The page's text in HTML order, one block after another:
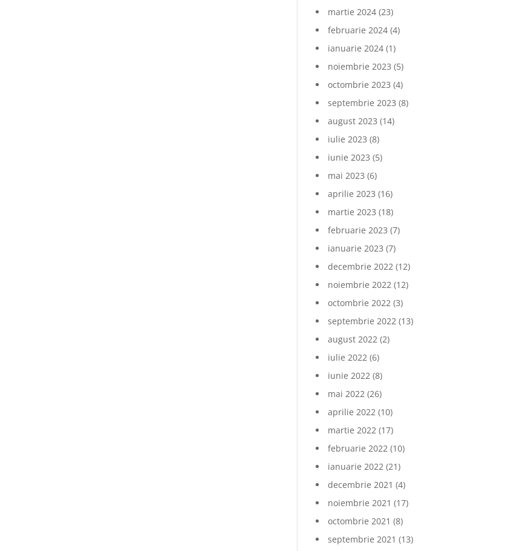
martie 2024 (23)
februarie 2024 (4)
ianuarie 2024 (1)
noiembrie 2023 (5)
octombrie 2023 (4)
septembrie 2023 (8)
august 2023 (14)
iulie 2023 (8)
iunie 2023 (5)
mai 2023 (6)
aprilie 2023 (16)
martie 2023 (18)
februarie 2023 (7)
ianuarie 2023 (7)
decembrie 2022 (12)
noiembrie 2022 (12)
octombrie 2022 (3)
septembrie 2022 (13)
august 2022 (2)
iulie 2022 (6)
iunie 2022 (8)
mai 2022 (26)
aprilie 2022 (10)
martie 2022 (17)
februarie 2022 (10)
ianuarie 2022 (21)
decembrie 2021 (4)
noiembrie 2021 (17)
octombrie 2021 (8)
septembrie 2021 (13)